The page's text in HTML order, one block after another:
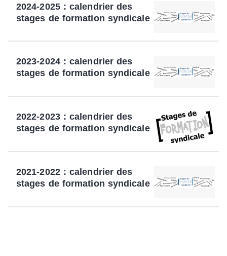
2024-2025 : calendrier des
stages de formation syndicale
2023-2024 : calendrier des
stages de formation syndicale
2022-2023 : calendrier des
stages de formation syndicale
2021-2022 : calendrier des
stages de formation syndicale